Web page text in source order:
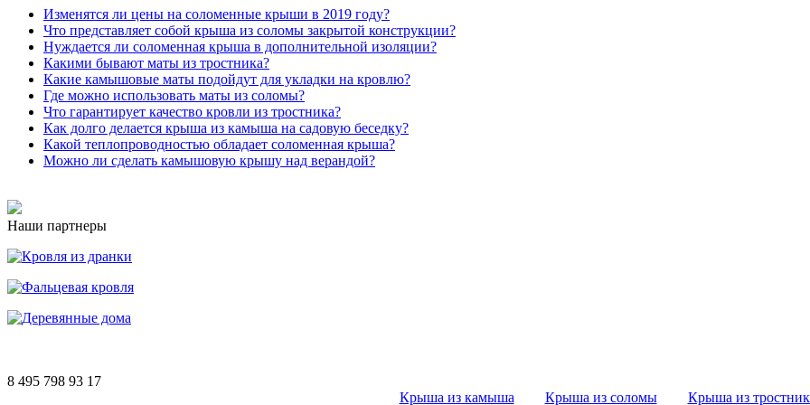
Изменятся ли цены на соломенные крыши в 2019 году?
Что представляет собой крыша из соломы закрытой конструкции?
Нуждается ли соломенная крыша в дополнительной изоляции?
Какими бывают маты из тростника?
Какие камышовые маты подойдут для укладки на кровлю?
Где можно использовать маты из соломы?
Что гарантирует качество кровли из тростника?
Как долго делается крыша из камыша на садовую беседку?
Какой теплопроводностью обладает соломенная крыша?
Можно ли сделать камышовую крышу над верандой?
Наши партнеры
8 495 798 93 17
Крыша из камыша
Крыша из соломы Крыша из